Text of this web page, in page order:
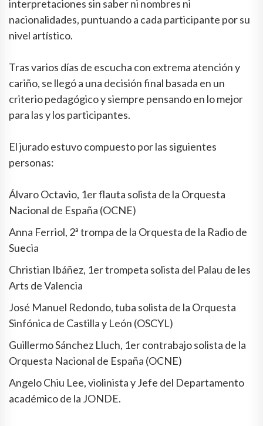
interpretaciones sin saber ni nombres ni
nacionalidades, puntuando a cada participante por su
nivel artístico.
Tras varios días de escucha con extrema atención y
cariño, se llegó a una decisión final basada en un
criterio pedagógico y siempre pensando en lo mejor
para las y los participantes.
El jurado estuvo compuesto por las siguientes
personas:
Álvaro Octavio, 1er flauta solista de la Orquesta
Nacional de España (OCNE)
Anna Ferriol, 2ª trompa de la Orquesta de la Radio de
Suecia
Christian Ibáñez, 1er trompeta solista del Palau de les
Arts de Valencia
José Manuel Redondo, tuba solista de la Orquesta
Sinfónica de Castilla y León (OSCYL)
Guillermo Sánchez Lluch, 1er contrabajo solista de la
Orquesta Nacional de España (OCNE)
Angelo Chiu Lee, violinista y Jefe del Departamento
académico de la JONDE.